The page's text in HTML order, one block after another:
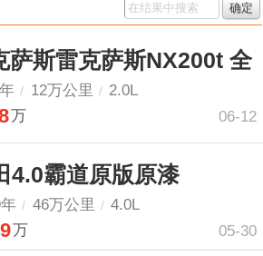
确定
萨斯雷克萨斯NX200t 全
/ 12万公里 / 2.0L
万 06-12
4.0霸道原版原漆
/ 46万公里 / 4.0L
万 05-30